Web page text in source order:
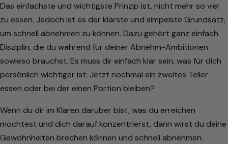
Das einfachste und wichtigste Prinzip ist, nicht mehr so viel
zu essen. Jedoch ist es der klarste und simpelste Grundsatz,
um schnell abnehmen zu können. Dazu gehört ganz einfach
Disziplin, die du während für deiner Abnehm-Ambitionen
sowieso brauchst. Es muss dir einfach klar sein, was für dich
persönlich wichtiger ist: Jetzt nochmal ein zweites Teller
essen oder bei der einen Portion bleiben?
Wenn du dir im Klaren darüber bist, was du erreichen
möchtest und dich darauf konzentrierst, dann wirst du deine
Gewohnheiten brechen können und schnell abnehmen.